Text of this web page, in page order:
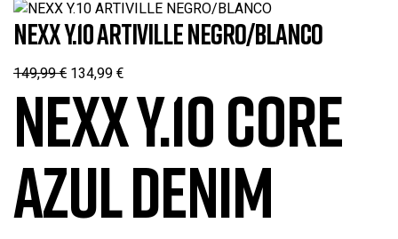
NEXX Y.10 ARTIVILLE NEGRO/BLANCO
149,99€ 134,99€
NEXX Y.10 CORE
AZUL DENIM